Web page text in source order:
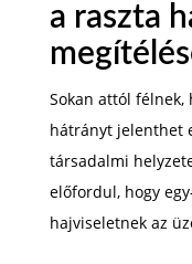
a raszta
Sokan attól félnek,
hátrányt jelenthet
társadalmi
előfordul, hogy
hajviseletnek az